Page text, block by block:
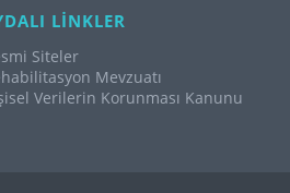
LİNKLER
Siteler
Mevzuatı
Verilerin Korunması Kanunu